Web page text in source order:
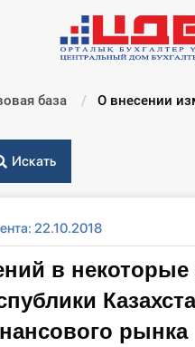
база Текущий:
О внесении
Искать
22.10.2018
в
рынка